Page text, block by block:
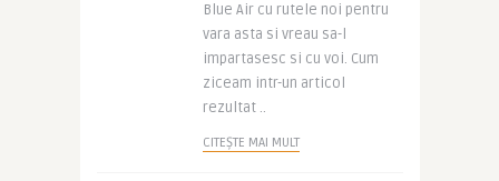
Blue Air cu rutele noi pentru
vara asta si vreau sa-l
impartasesc si cu voi. Cum
ziceam intr-un articol
rezultat ..
CITEȘTE MAI MULT